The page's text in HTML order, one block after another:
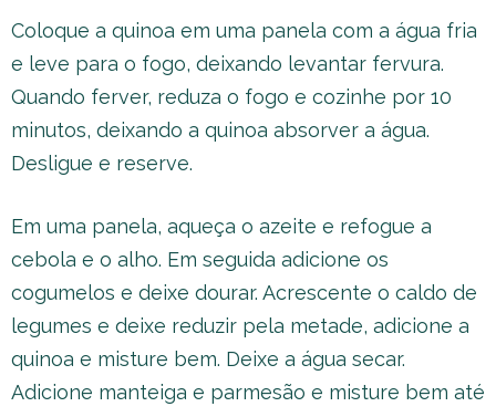
Coloque a quinoa em uma panela com a água fria
e leve para o fogo, deixando levantar fervura.
Quando ferver, reduza o fogo e cozinhe por 10
minutos, deixando a quinoa absorver a água.
Desligue e reserve.
Em uma panela, aqueça o azeite e refogue a
cebola e o alho. Em seguida adicione os
cogumelos e deixe dourar. Acrescente o caldo de
legumes e deixe reduzir pela metade, adicione a
quinoa e misture bem. Deixe a água secar.
Adicione manteiga e parmesão e misture bem até